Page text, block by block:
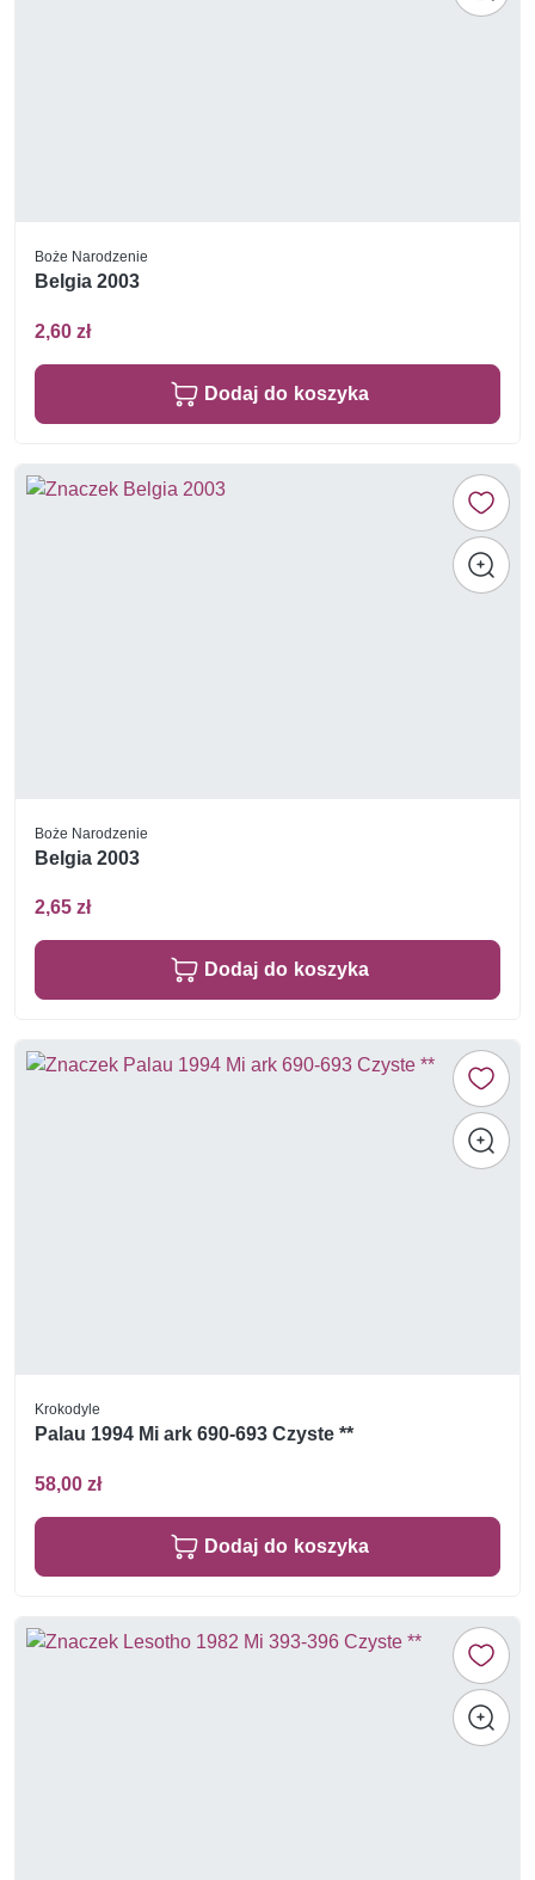
Boże Narodzenie
Belgia 2003
2,60 zł
Dodaj do koszyka
Boże Narodzenie
Belgia 2003
2,65 zł
Dodaj do koszyka
Krokodyle
Palau 1994 Mi ark 690-693 Czyste **
58,00 zł
Dodaj do koszyka